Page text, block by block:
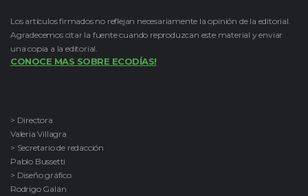
Los artículos firmados no reflejan necesariamente la opinión de la editorial.
Agradecemos citar la fuente cuando reproduzcan este material y enviar
una copia a la editorial.
CONOCE MAS SOBRE ECODÍAS!
> Directora
Valeria Villagra
> Secretario de redacción
Pablo Bussetti
> Diseño gráfico
Rodrigo Galán